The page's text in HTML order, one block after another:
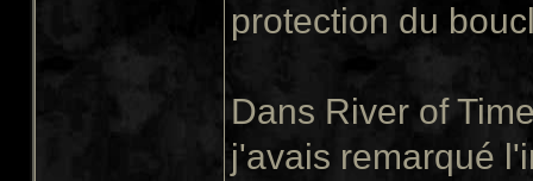
protection du
Dans River of
j'avais remarqué